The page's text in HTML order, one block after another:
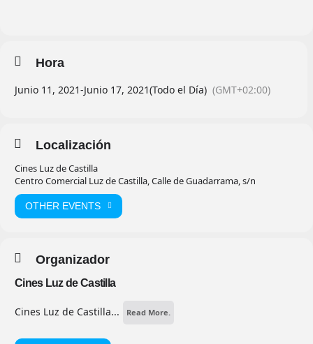
Hora
Junio 11, 2021-Junio 17, 2021(Todo el Día) (GMT+02:00)
Localización
Cines Luz de Castilla
Centro Comercial Luz de Castilla, Calle de Guadarrama, s/n
OTHER EVENTS
Organizador
Cines Luz de Castilla
Cines Luz de Castilla... Read More.